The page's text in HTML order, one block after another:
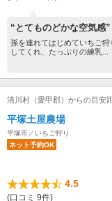
“とてものどかな空気感”
孫を連れてはじめていちご
してくれ、たっぷりの練乳...
清川村（愛甲郡）からの目安
平塚土屋農場
平塚市／いちご狩り
ネット予約OK
4.5
(口コミ 9件)